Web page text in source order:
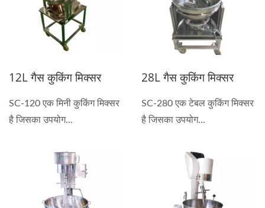
12L गैस कुकिंग मिक्सर
SC-120 एक मिनी कुकिंग मिक्सर
है जिसका उपयोग...
28L गैस कुकिंग मिक्सर
SC-280 एक टेबल कुकिंग मिक्सर
है जिसका उपयोग...